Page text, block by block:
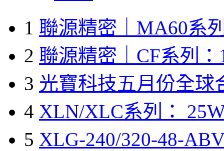
1 聯源精密｜MA60系
2 聯源精密｜CF系列：
3 光寶科技五月份全球
4 XLN/XLC系列：
5 XLG-240/320-48-